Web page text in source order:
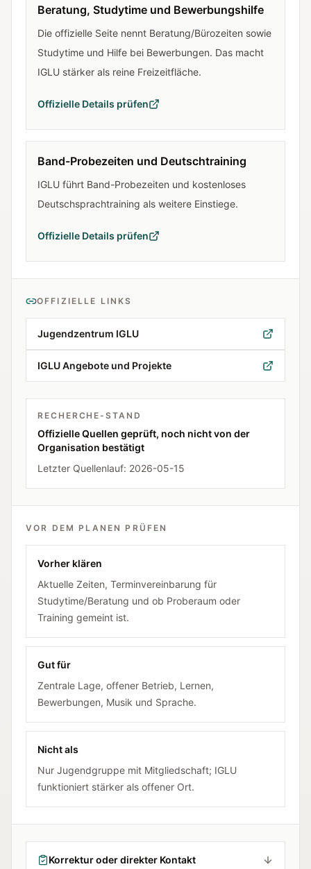
Beratung, Studytime und Bewerbungshilfe
Die offizielle Seite nennt Beratung/Bürozeiten sowie
Studytime und Hilfe bei Bewerbungen. Das macht
IGLU stärker als reine Freizeitfläche.
Offizielle Details prüfen
Band-Probezeiten und Deutschtraining
IGLU führt Band-Probezeiten und kostenloses
Deutschsprachtraining als weitere Einstiege.
Offizielle Details prüfen
OFFIZIELLE LINKS
Jugendzentrum IGLU
IGLU Angebote und Projekte
RECHERCHE-STAND
Offizielle Quellen geprüft, noch nicht von der
Organisation bestätigt
Letzter Quellenlauf: 2026-05-15
VOR DEM PLANEN PRÜFEN
Vorher klären
Aktuelle Zeiten, Terminvereinbarung für
Studytime/Beratung und ob Proberaum oder
Training gemeint ist.
Gut für
Zentrale Lage, offener Betrieb, Lernen,
Bewerbungen, Musik und Sprache.
Nicht als
Nur Jugendgruppe mit Mitgliedschaft; IGLU
funktioniert stärker als offener Ort.
Korrektur oder direkter Kontakt